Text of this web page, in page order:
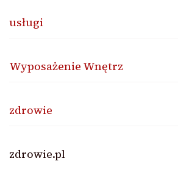
usługi
Wyposażenie Wnętrz
zdrowie
zdrowie.pl